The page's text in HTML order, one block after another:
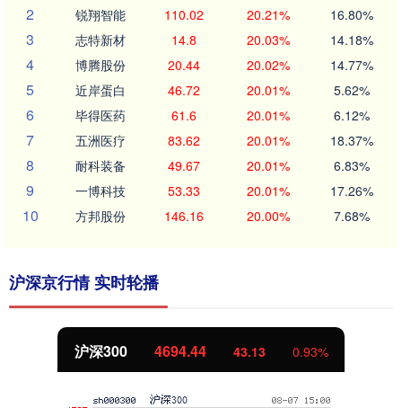
2 锐翔智能 110.02 20.21% 16.80%
3 志特新材 14.8 20.03% 14.18%
4 博腾股份 20.44 20.02% 14.77%
5 近岸蛋白 46.72 20.01% 5.62%
6 毕得医药 61.6 20.01% 6.12%
7 五洲医疗 83.62 20.01% 18.37%
8 耐科装备 49.67 20.01% 6.83%
9 一博科技 53.33 20.01% 17.26%
10 方邦股份 146.16 20.00% 7.68%
沪深京行情 实时轮播
沪深300 4694.44 43.13 0.93%